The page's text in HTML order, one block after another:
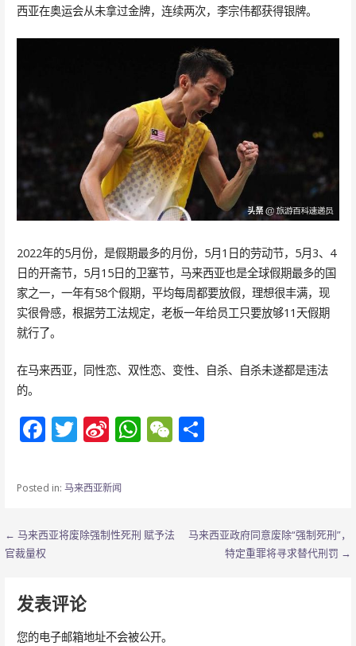
西亚在奥运会从未拿过金牌，连续两次，李宗伟都获得银牌。
2022年的5月份，是假期最多的月份，5月1日的劳动节，5月3、4
日的开斋节，5月15日的卫塞节，马来西亚也是全球假期最多的国
家之一，一年有58个假期，平均每周都要放假，理想很丰满，现
实很骨感，根据劳工法规定，老板一年给员工只要放够11天假期
就行了。
在马来西亚，同性恋、双性恋、变性、自杀、自杀未遂都是违法
的。
F
e
o
o
T
itt
Si
a
ei
W
A
W
at
分
Posted in: 马来西亚新闻
文
章
导
航
← 马来西亚将废除强制性死刑 赋予法
官裁量权
马来西亚政府同意废除“强制死刑”，
特定重罪将寻求替代刑罚 →
发表评论
您的电子邮箱地址不会被公开。